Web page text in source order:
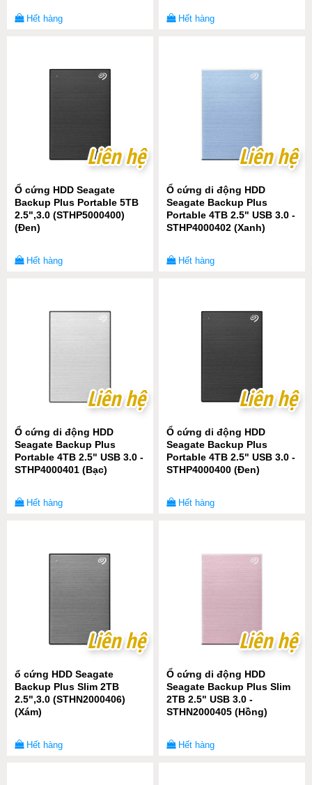
Hết hàng Hết hàng
Liên hệ
Liên hệ
Ổ cứng HDD Seagate
Backup Plus Portable 5TB
2.5",3.0 (STHP5000400)
(Đen)
Hết hàng
Liên hệ
Liên hệ
Ổ cứng di động HDD
Seagate Backup Plus
Portable 4TB 2.5" USB 3.0 -
STHP4000402 (Xanh)
Hết hàng
Liên hệ
Liên hệ
Ổ cứng di động HDD
Seagate Backup Plus
Portable 4TB 2.5" USB 3.0 -
STHP4000401 (Bạc)
Hết hàng
Liên hệ
Liên hệ
Ổ cứng di động HDD
Seagate Backup Plus
Portable 4TB 2.5" USB 3.0 -
STHP4000400 (Đen)
Hết hàng
Liên hệ
Liên hệ
ổ cứng HDD Seagate
Backup Plus Slim 2TB
2.5",3.0 (STHN2000406)
(Xám)
Hết hàng
Liên hệ
Liên hệ
Ổ cứng di động HDD
Seagate Backup Plus Slim
2TB 2.5" USB 3.0 -
STHN2000405 (Hồng)
Hết hàng